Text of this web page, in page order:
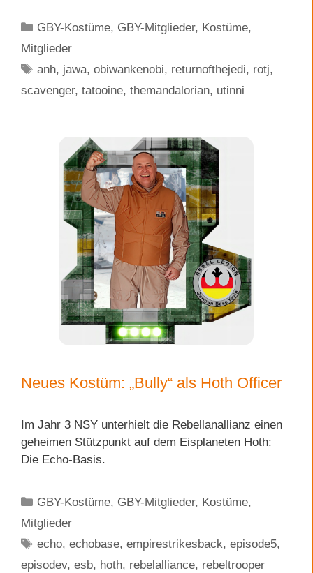
Kategorien
GBY-Kostüme, GBY-Mitglieder, Kostüme,
Mitglieder
Schlagwörter
anh, jawa,obiwankenobi, returnofthejedi, rotj,
scavenger, tatooine, themandalorian, utinni
Neues Kostüm: „Bully“ als Hoth Officer
Im Jahr 3 NSY unterhielt die Rebellanallianz einen
geheimen Stützpunkt auf dem Eisplaneten Hoth:
Die Echo-Basis.
Kategorien
GBY-Kostüme, GBY-Mitglieder, Kostüme,
Mitglieder
Schlagwörter
echo,echobase,empirestrikesback,episode5,
episodev, esb, hoth, rebelalliance, rebeltrooper